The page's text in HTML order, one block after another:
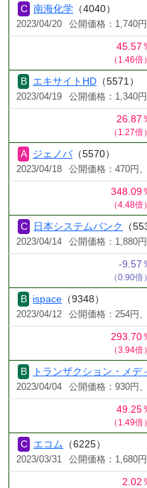
南海化学 （4040）
2023/04/20 公開価格：1,740
45.57
（1.46倍）
エキサイトHD （5571）
2023/04/19 公開価格：1,340
26.87
（1.27倍）
ジェノバ（5570）
2023/04/18 公開価格：470円
348.09
（4.48倍）
日本システムバンク （
2023/04/14 公開価格：1,880
-9.57
（0.90倍）
ispace （9348）
2023/04/12 公開価格：254円
293.70
（3.94倍）
トランザクション・メデ
2023/04/04 公開価格：930円
49.25
（1.49倍）
エコム （6225）
2023/03/31 公開価格：1,680
2.02